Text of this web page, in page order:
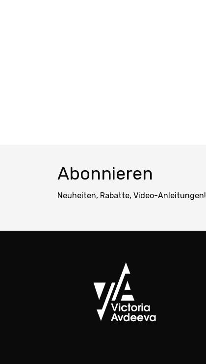
Abonnieren
Neuheiten, Rabatte, Video-Anleitungen!